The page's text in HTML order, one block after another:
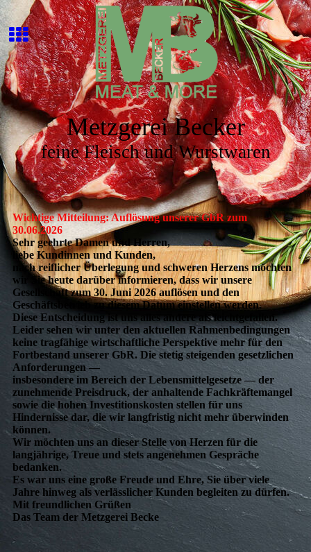
Metzgerei Becker
feine Fleisch und Wurstwaren
Wichtige Mitteilung: Auflösung unserer GbR zum
30.06.2026
Sehr geehrte Damen und Herren,
liebe Kundinnen und Kunden,
nach reiflicher Überlegung und schweren Herzens möchten
wir Sie heute darüber informieren, dass wir unsere
Gesellschaft zum 30. Juni 2026 auflösen und den
Geschäftsbetrieb zu diesem Datum einstellen werden.
Diese Entscheidung ist uns alles andere als leichtgefallen.
Leider sehen wir unter den aktuellen Rahmenbedingungen
keine tragfähige wirtschaftliche Perspektive mehr für den
Fortbestand unserer GbR. Die stetig steigenden gesetzlichen
Anforderungen —
insbesondere im Bereich der Lebensmittelgesetze — der
zunehmende Preisdruck, der anhaltende Fachkräftemangel
sowie die hohen Investitionskosten stellen für uns
Hindernisse dar, die wir langfristig nicht mehr überwinden
können.
Wir möchten uns an dieser Stelle von Herzen für die
langjährige, Treue und stets angenehmen Gespräche
bedanken.
Es war uns eine große Freude und Ehre, Sie über viele
Jahre hinweg als verlässlicher Kunden begleiten zu dürfen.
Mit freundlichen Grüßen
Das Team der Metzgerei Becke